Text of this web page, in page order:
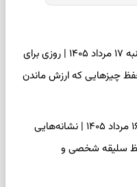
فال سرنوشت امروز شنبه ۱۷ مرداد ۱۴۰۵ | روزی برای
چیزهایی که ارزش ماندن
فال اسم امروز جمعه ۱۶ مرداد ۱۴۰۵ | نشانه‌هایی
سلیقه شخصی و